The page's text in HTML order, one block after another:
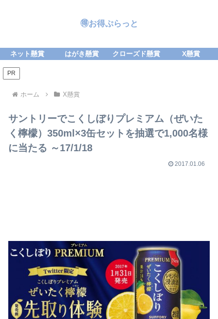
🉐お得ぷらっと
ネット懸賞 はがき懸賞 クローズド懸賞 X懸賞
PR
ホーム X懸賞
サントリーでこくしぼりプレミアム（ぜいた
く檸檬）350ml×3缶セットを抽選で1,000名様
に当たる ～17/1/18
2017.01.06